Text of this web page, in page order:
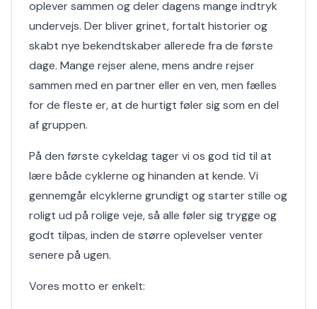
oplever sammen og deler dagens mange indtryk
undervejs. Der bliver grinet, fortalt historier og
skabt nye bekendtskaber allerede fra de første
dage. Mange rejser alene, mens andre rejser
sammen med en partner eller en ven, men fælles
for de fleste er, at de hurtigt føler sig som en del
af gruppen.
På den første cykeldag tager vi os god tid til at
lære både cyklerne og hinanden at kende. Vi
gennemgår elcyklerne grundigt og starter stille og
roligt ud på rolige veje, så alle føler sig trygge og
godt tilpas, inden de større oplevelser venter
senere på ugen.
Vores motto er enkelt: